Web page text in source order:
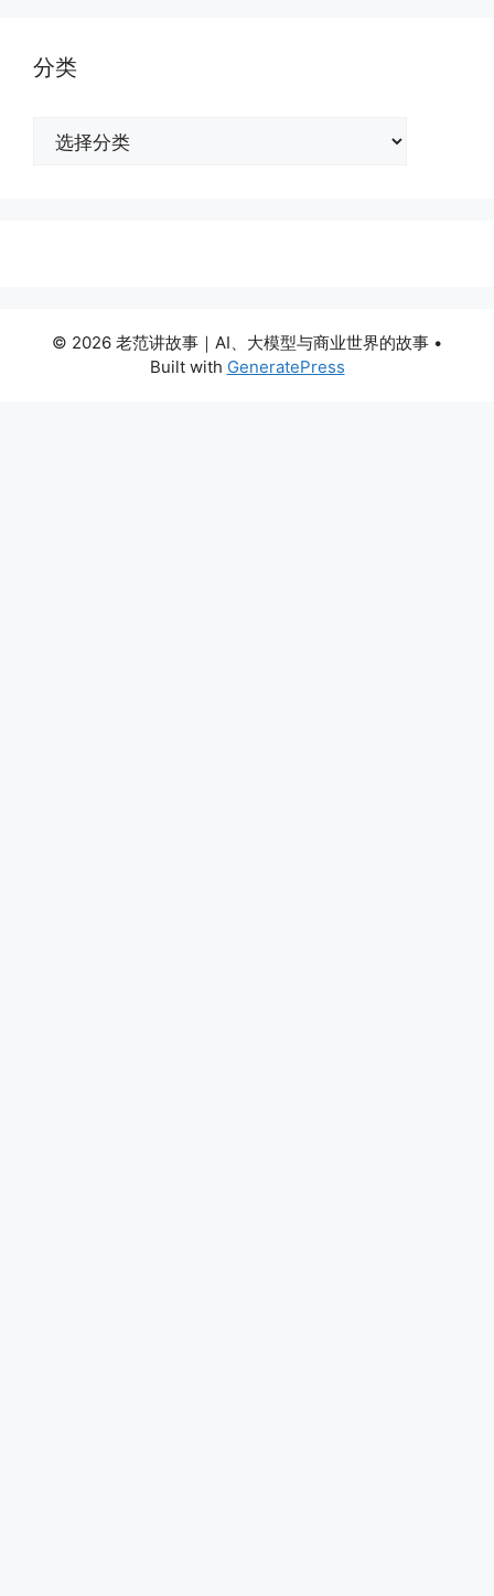
分类
© 2026 老范讲故事｜AI、大模型与商业世界的故事 •
Built with GeneratePress